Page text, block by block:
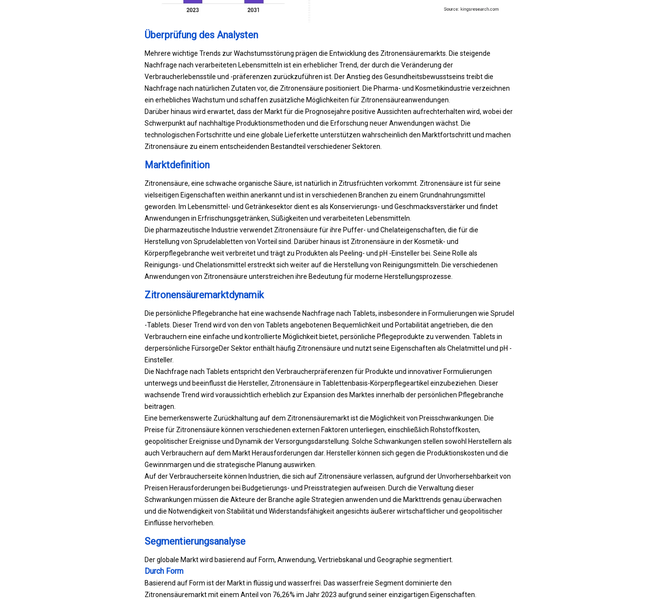
Überprüfung des Analysten
Mehrere wichtige Trends zur Wachstumsstörung prägen die Entwicklung des Zitronensäuremarkts. Die steigende
Nachfrage nach verarbeiteten Lebensmitteln ist ein erheblicher Trend, der durch die Veränderung der
Verbraucherlebensstile und -präferenzen zurückzuführen ist. Der Anstieg des Gesundheitsbewusstseins treibt die
Nachfrage nach natürlichen Zutaten vor, die Zitronensäure positioniert. Die Pharma- und Kosmetikindustrie verzeichnen
ein erhebliches Wachstum und schaffen zusätzliche Möglichkeiten für Zitronensäureanwendungen.
Darüber hinaus wird erwartet, dass der Markt für die Prognosejahre positive Aussichten aufrechterhalten wird, wobei der
Schwerpunkt auf nachhaltige Produktionsmethoden und die Erforschung neuer Anwendungen wächst. Die
technologischen Fortschritte und eine globale Lieferkette unterstützen wahrscheinlich den Marktfortschritt und machen
Zitronensäure zu einem entscheidenden Bestandteil verschiedener Sektoren.
Marktdefinition
Zitronensäure, eine schwache organische Säure, ist natürlich in Zitrusfrüchten vorkommt. Zitronensäure ist für seine
vielseitigen Eigenschaften weithin anerkannt und ist in verschiedenen Branchen zu einem Grundnahrungsmittel
geworden. Im Lebensmittel- und Getränkesektor dient es als Konservierungs- und Geschmacksverstärker und findet
Anwendungen in Erfrischungsgetränken, Süßigkeiten und verarbeiteten Lebensmitteln.
Die pharmazeutische Industrie verwendet Zitronensäure für ihre Puffer- und Chelateigenschaften, die für die
Herstellung von Sprudelabletten von Vorteil sind. Darüber hinaus ist Zitronensäure in der Kosmetik- und
Körperpflegebranche weit verbreitet und trägt zu Produkten als Peeling- und pH -Einsteller bei. Seine Rolle als
Reinigungs- und Chelationsmittel erstreckt sich weiter auf die Herstellung von Reinigungsmitteln. Die verschiedenen
Anwendungen von Zitronensäure unterstreichen ihre Bedeutung für moderne Herstellungsprozesse.
Zitronensäuremarktdynamik
Die persönliche Pflegebranche hat eine wachsende Nachfrage nach Tablets, insbesondere in Formulierungen wie Sprudel
-Tablets. Dieser Trend wird von den von Tablets angebotenen Bequemlichkeit und Portabilität angetrieben, die den
Verbrauchern eine einfache und kontrollierte Möglichkeit bietet, persönliche Pflegeprodukte zu verwenden. Tablets in
derpersönliche FürsorgeDer Sektor enthält häufig Zitronensäure und nutzt seine Eigenschaften als Chelatmittel und pH -
Einsteller.
Die Nachfrage nach Tablets entspricht den Verbraucherpräferenzen für Produkte und innovativer Formulierungen
unterwegs und beeinflusst die Hersteller, Zitronensäure in Tablettenbasis-Körperpflegeartikel einzubeziehen. Dieser
wachsende Trend wird voraussichtlich erheblich zur Expansion des Marktes innerhalb der persönlichen Pflegebranche
beitragen.
Eine bemerkenswerte Zurückhaltung auf dem Zitronensäuremarkt ist die Möglichkeit von Preisschwankungen. Die
Preise für Zitronensäure können verschiedenen externen Faktoren unterliegen, einschließlich Rohstoffkosten,
geopolitischer Ereignisse und Dynamik der Versorgungsdarstellung. Solche Schwankungen stellen sowohl Herstellern als
auch Verbrauchern auf dem Markt Herausforderungen dar. Hersteller können sich gegen die Produktionskosten und die
Gewinnmargen und die strategische Planung auswirken.
Auf der Verbraucherseite können Industrien, die sich auf Zitronensäure verlassen, aufgrund der Unvorhersehbarkeit von
Preisen Herausforderungen bei Budgetierungs- und Preisstrategien aufweisen. Durch die Verwaltung dieser
Schwankungen müssen die Akteure der Branche agile Strategien anwenden und die Markttrends genau überwachen
und die Notwendigkeit von Stabilität und Widerstandsfähigkeit angesichts äußerer wirtschaftlicher und geopolitischer
Einflüsse hervorheben.
Segmentierungsanalyse
Der globale Markt wird basierend auf Form, Anwendung, Vertriebskanal und Geographie segmentiert.
Durch Form
Basierend auf Form ist der Markt in flüssig und wasserfrei. Das wasserfreie Segment dominierte den
Zitronensäuremarkt mit einem Anteil von 76,26% im Jahr 2023 aufgrund seiner einzigartigen Eigenschaften.